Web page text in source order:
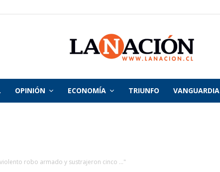
La
OPINIÓN ECONOMÍA TRIUNFO VANGUARDIA
robo armado y sustrajeron cinco ..."